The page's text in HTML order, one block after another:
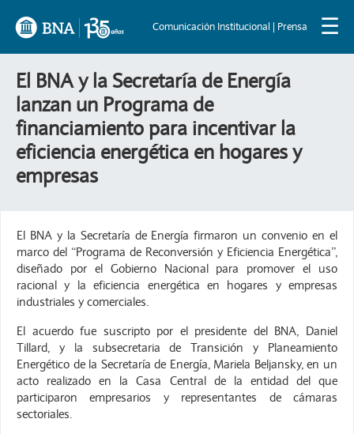
Comunicación Institucional | Prensa ☰
El BNA y la Secretaría de Energía
lanzan un Programa de
financiamiento para incentivar la
eficiencia energética en hogares y
empresas
El BNA y la Secretaría de Energía firmaron un convenio en el
marco del “Programa de Reconversión y Eficiencia Energética”,
diseñado por el Gobierno Nacional para promover el uso
racional y la eficiencia energética en hogares y empresas
industriales y comerciales.
El acuerdo fue suscripto por el presidente del BNA, Daniel
Tillard, y la subsecretaria de Transición y Planeamiento
Energético de la Secretaría de Energía, Mariela Beljansky, en un
acto realizado en la Casa Central de la entidad del que
participaron empresarios y representantes de cámaras
sectoriales.